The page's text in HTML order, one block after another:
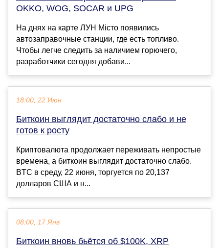
OKKO, WOG, SOCAR и UPG
На днях на карте ЛУН Місто появились
автозаправочные станции, где есть топливо.
Чтобы легче следить за наличием горючего,
разработчики сегодня добави...
18:00, 22 Июн
Биткоин выглядит достаточно слабо и не
готов к росту
Криптовалюта продолжает переживать непростые
времена, а биткоин выглядит достаточно слабо.
BTC в среду, 22 июня, торгуется по 20,137
долларов США и н...
08:00, 17 Янв
Биткоин вновь бьётся об $100K, XRP